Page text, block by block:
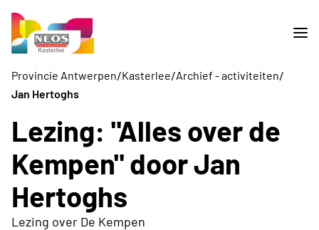
Provincie Antwerpen/Kasterlee/Archief - activiteiten/
Jan Hertoghs
Lezing: "Alles over de
Kempen" door Jan
Hertoghs
Lezing over De Kempen